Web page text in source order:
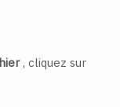
, cliquez sur